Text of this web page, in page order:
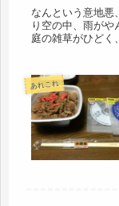
なんという意地悪
り空の中、雨がや
庭の雑草がひどく
あれこれ